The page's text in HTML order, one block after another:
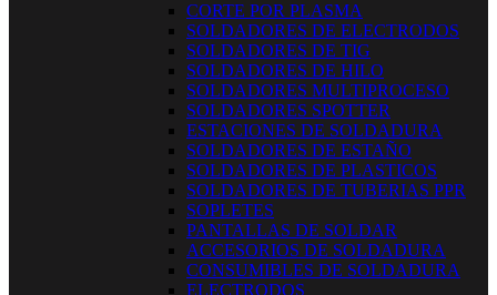
CORTE POR PLASMA
SOLDADORES DE ELECTRODOS
SOLDADORES DE TIG
SOLDADORES DE HILO
SOLDADORES MULTIPROCESO
SOLDADORES SPOTTER
ESTACIONES DE SOLDADURA
SOLDADORES DE ESTAÑO
SOLDADORES DE PLASTICOS
SOLDADORES DE TUBERIAS PPR
SOPLETES
PANTALLAS DE SOLDAR
ACCESORIOS DE SOLDADURA
CONSUMIBLES DE SOLDADURA
ELECTRODOS